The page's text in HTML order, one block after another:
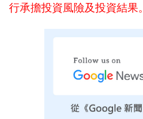
行承擔投資風險及投資結果。